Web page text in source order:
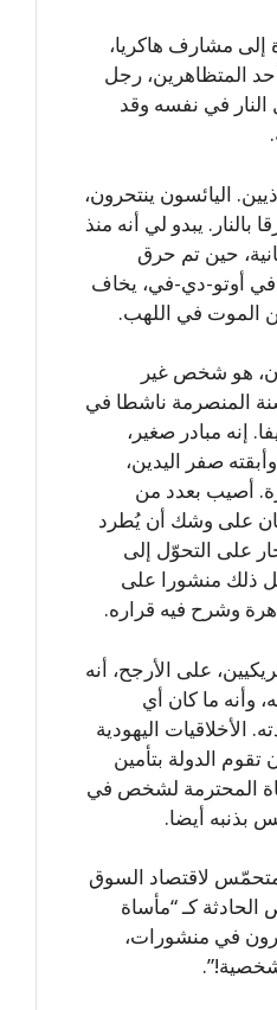
مشارف هاكريا،
المتظاهرين، رجل
في نفسه وقد
اليائسون ينتحرون،
بالنار. يبدو لي أنه منذ
حين تم حرق
أوتو-دي-في، يخاف
الموت في اللهب.
هو شخص غير
المنصرمة ناشطا في
إنه مبادر صغير،
صفر اليدين،
أصيب بعدد من
على وشك أن يُطرد
على التحوّل إلى
منشورا على
وشرح فيه قراره.
على الأرجح، أنه
وأنه ما كان أي
اليهودية
تقوم الدولة بتأمين
المحترمة لشخص في
بذنبه أيضا.
متحمّس لاقتصاد السوق
الحادثة كـ “مأساة
في منشورات،